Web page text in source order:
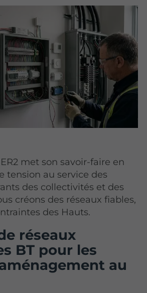
met son savoir-faire en
tension au service des
des collectivités et des
créons des réseaux fiables,
des Hauts.
réseaux
BT pour les
au